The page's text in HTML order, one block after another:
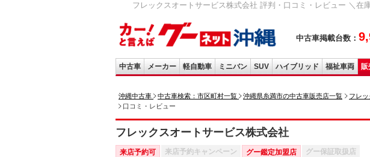
フレックスオートサービス株式会社 評判・口コミ・レビュー ＼
中古車掲載台数：
中古車 メーカー 軽自動車 ミニバン SUV ハイブリッド 福祉車両 販
沖縄中古車 中古車検索：市区町村一覧 沖縄県糸満市の中古車販売店一覧
フレ
口コミ・レビュー
フレックスオートサービス株式会社
来店予約可 来店予約キャンペーン グー鑑定加盟店 グー保証取扱店